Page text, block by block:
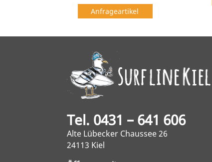
Anfrageartikel
Tel. 0431 – 641 606
Alte Lübecker Chaussee 26
24113 Kiel